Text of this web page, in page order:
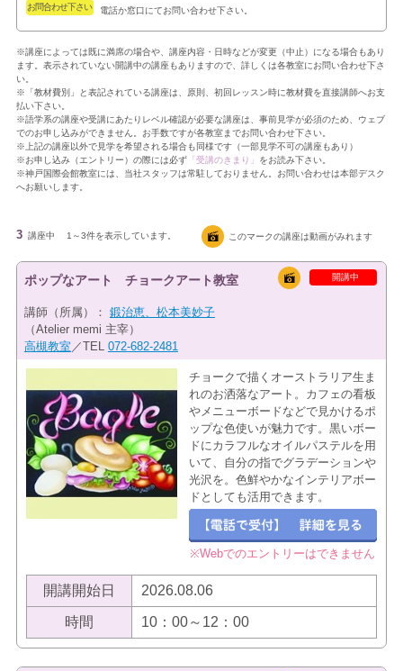
お問合わせ下さい 電話か窓口にてお問い合わせ下さい。
※講座によっては既に満席の場合や、講座内容・日時などが変更（中止）になる場合もあり
ます。表示されていない開講中の講座もありますので、詳しくは各教室にお問い合わせ下さ
い。
※「教材費別」と表記されている講座は、原則、初回レッスン時に教材費を直接講師へお支
払い下さい。
※語学系の講座や受講にあたりレベル確認が必要な講座は、事前見学が必須のため、ウェブ
でのお申し込みができません。お手数ですが各教室までお問い合わせ下さい。
※上記の講座以外で見学を希望される場合も同様です（一部見学不可の講座もあり）
※お申し込み（エントリー）の際には必ず「受講のきまり」 をお読み下さい。
※神戸国際会館教室には、当社スタッフは常駐しておりません。お問い合わせは本部デスク
へお願いします。
3 講座中 1～3件を表示しています。 このマークの講座は動画がみれます
開講中
ポップなアート チョークアート教室
講師（所属）： 鍛治恵、松本美妙子
（Atelier memi 主宰）
高槻教室 ／TEL 072-682-2481
チョークで描くオーストラリア生ま
れのお洒落なアート。カフェの看板
やメニューボードなどで見かけるポ
ップな色使いが魅力です。黒いボー
ドにカラフルなオイルパステルを用
いて、自分の指でグラデーションや
光沢を。色鮮やかなインテリアボー
ドとしても活用できます。
※Webでのエントリーはできません
開講開始日 2026.08.06
時間 10：00～12：00